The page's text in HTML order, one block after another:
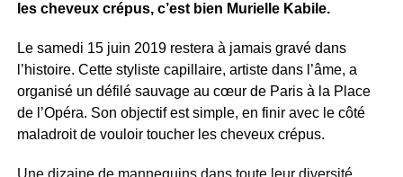
les cheveux crépus, c’est bien Murielle Kabile.
Le samedi 15 juin 2019 restera à jamais gravé dans
l’histoire. Cette styliste capillaire, artiste dans l’âme, a
organisé un défilé sauvage au cœur de Paris à la Place
de l’Opéra. Son objectif est simple, en finir avec le côté
maladroit de vouloir toucher les cheveux crépus.